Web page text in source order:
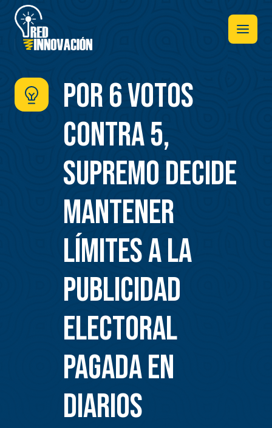
Pasar
contenido
principal
Por 6 votos
contra 5,
Supremo decide
mantener
límites a la
publicidad
electoral
pagada en
diarios